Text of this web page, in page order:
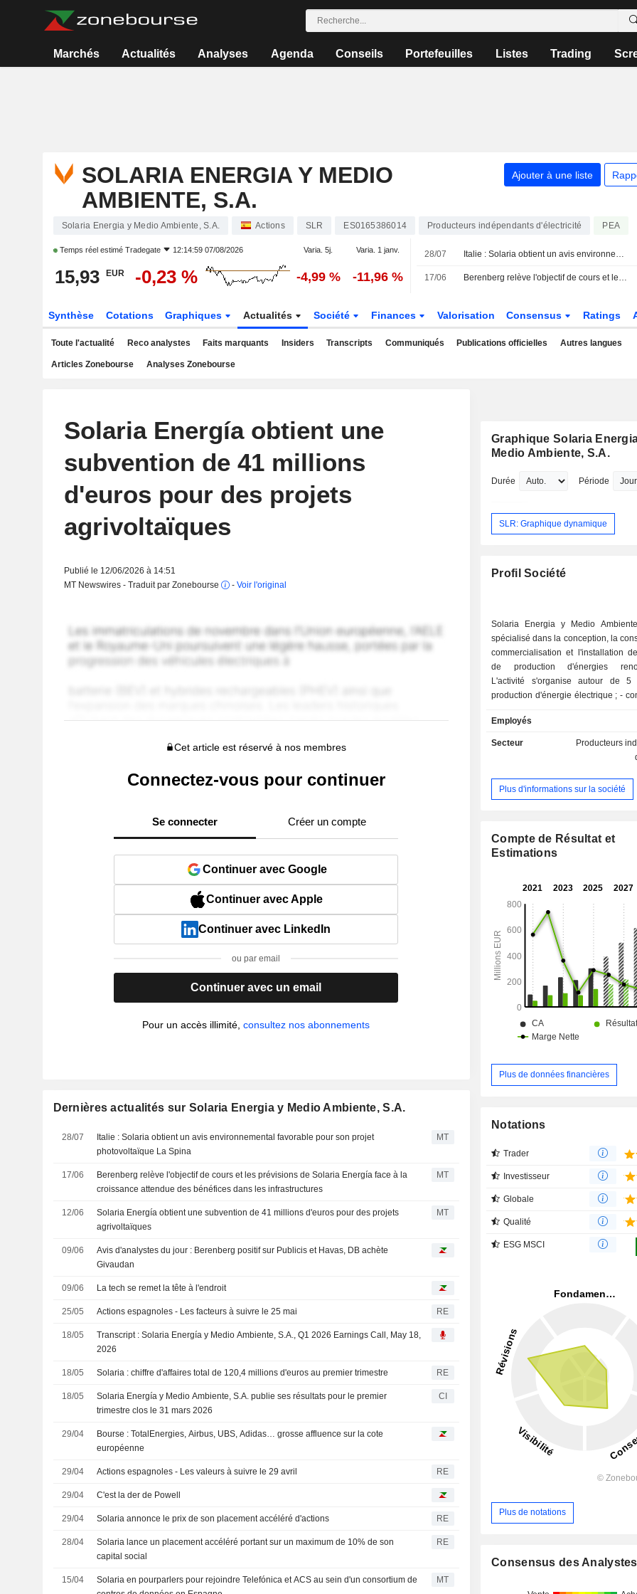
Marchés Actualités Analyses Agenda Conseils Portefeuilles Listes Trading
SOLARIA ENERGIA Y MEDIO
AMBIENTE, S.A.
Ajouter à une liste
Solaria Energia y Medio Ambiente, S.A. Actions SLR ES0165386014 Producteurs indépendants d'électricité PEA
Temps réel estimé Tradegate 12:14:59 07/08/2026 Varia. 5j. Varia. 1 janv.
15,93 EUR -0,23 % -4,99 % -11,96 %
28/07 Italie : Solaria obtient un avis environnemental favorable pour son projet photovoltaïque La Spina
17/06 Berenberg relève l'objectif de cours et les prévisions de Solaria Energía face à la croissance attendue des bénéfices dans les infrastructures
Synthèse Cotations Graphiques Actualités Société Finances Valorisation Consensus Ratings
Toute l'actualité Reco analystes Faits marquants Insiders Transcripts Communiqués Publications officielles Autres langues
Articles Zonebourse Analyses Zonebourse
Solaria Energía obtient une
subvention de 41 millions
d'euros pour des projets
agrivoltaïques
Publié le 12/06/2026 à 14:51
MT Newswires - Traduit par Zonebourse
- Voir l'original
Cet article est réservé à nos membres
Connectez-vous pour continuer
Se connecter Créer un compte
Continuer avec Google
Continuer avec Apple
Continuer avec LinkedIn
ou par email
Continuer avec un email
Pour un accès illimité,consultez nos abonnements
Dernières actualités sur Solaria Energia y Medio Ambiente, S.A.
28/07
Italie : Solaria obtient un avis environnemental favorable pour son projet
photovoltaïque La Spina
MT
17/06
Berenberg relève l'objectif de cours et les prévisions de Solaria Energía face à la
croissance attendue des bénéfices dans les infrastructures
MT
12/06
Solaria Energía obtient une subvention de 41 millions d'euros pour des projets
agrivoltaïques
MT
09/06
Avis d'analystes du jour : Berenberg positif sur Publicis et Havas, DB achète
Givaudan
09/06 La tech se remet la tête à l'endroit
25/05 Actions espagnoles - Les facteurs à suivre le 25 mai RE
18/05
Transcript : Solaria Energía y Medio Ambiente, S.A., Q1 2026 Earnings Call, May 18,
2026
18/05 Solaria : chiffre d'affaires total de 120,4 millions d'euros au premier trimestre RE
18/05
Solaria Energía y Medio Ambiente, S.A. publie ses résultats pour le premier
trimestre clos le 31 mars 2026
CI
29/04
Bourse : TotalEnergies, Airbus, UBS, Adidas… grosse affluence sur la cote
européenne
29/04 Actions espagnoles - Les valeurs à suivre le 29 avril RE
29/04 C'est la der de Powell
29/04 Solaria annonce le prix de son placement accéléré d'actions RE
28/04
Solaria lance un placement accéléré portant sur un maximum de 10% de son
capital social
RE
15/04
Solaria en pourparlers pour rejoindre Telefónica et ACS au sein d'un consortium de
MT
Graphique Solaria
Medio Ambiente, S.A.
Durée Période
SLR: Graphique dynamique
Profil Société
Solaria Energia y Medio
spécialisé dans la conception, la
commercialisation et l'installation
de production d'énergies
L'activité s'organise autour de
production d'énergie électrique ; - conception et
d'énergie solaire ; - installation et réparation de
systèmes solaires, thermiques,
systèmes de plomberie, de gaz,
refroidissement, de
Uruguay (1,9%), Portugal et
autres (0,3%).
Employés
Secteur
Producteurs
Plus d'informations sur la société
Compte de Résultat et
Estimations
Plus de données financières
Notations
Trader
Investisseur
Globale
Qualité
ESG MSCI
Plus de notations
Consensus des Analystes